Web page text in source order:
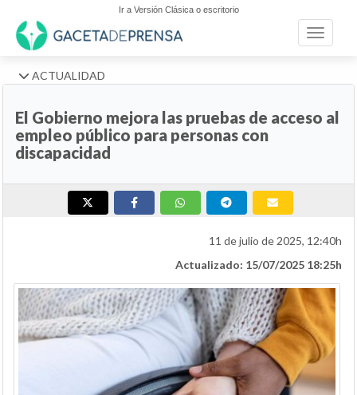
Ir a Versión Clásica o escritorio
Toggle
ACTUALIDAD
El Gobierno mejora las pruebas de acceso al
empleo público para personas con
discapacidad
11 de julio de 2025, 12:40h
Actualizado: 15/07/2025 18:25h